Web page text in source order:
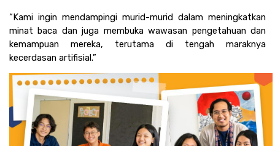
“Kami ingin mendampingi murid-murid dalam meningkatkan
minat baca dan juga membuka wawasan pengetahuan dan
kemampuan mereka, terutama di tengah maraknya
kecerdasan artifisial.”